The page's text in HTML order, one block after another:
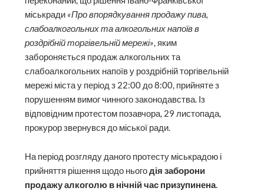
міськради «Про впорядкування продажу пива,
слабоалкогольних та алкогольних напоїв в
роздрібній торгівельній мережі», яким
забороняється продаж алкогольних та
слабоалкогольних напоїв у роздрібній торгівельній
мережі міста у період з 22:00 до 8:00, прийняте з
порушенням вимог чинного законодавства. Із
відповідним протестом позавчора, 29 листопада,
прокурор звернувся до міської ради.
На період розгляду даного протесту міськрадою і
прийняття рішення щодо ньогодія заборони
продажу алкоголю в нічній час призупинена.